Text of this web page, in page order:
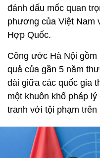
đánh dấu mốc quan
phương của Việt Nam
Hợp Quốc.
Công ước Hà Nội
quả của gần 5 năm
dài giữa các quốc gia
một khuôn khổ pháp
tranh với tội phạm trên